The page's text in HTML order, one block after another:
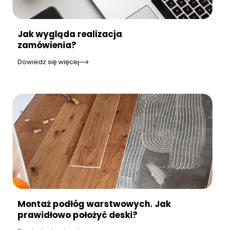
Jak wygląda realizacja
zamówienia?
Dowiedz się więcej
Montaż podłóg warstwowych. Jak
prawidłowo położyć deski?